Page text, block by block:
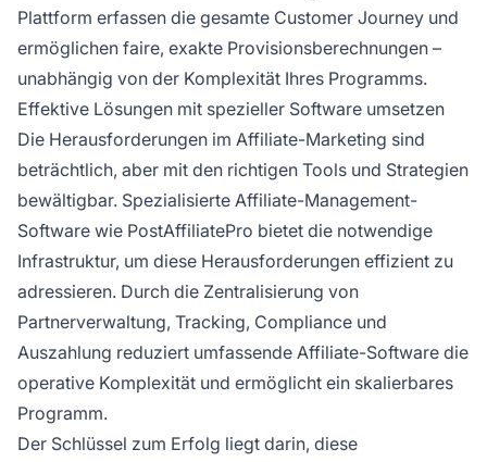
Plattform erfassen die gesamte Customer Journey und
ermöglichen faire, exakte Provisionsberechnungen –
unabhängig von der Komplexität Ihres Programms.
Effektive Lösungen mit spezieller Software umsetzen
Die Herausforderungen im Affiliate-Marketing sind
beträchtlich, aber mit den richtigen Tools und Strategien
bewältigbar. Spezialisierte Affiliate-Management-
Software wie PostAffiliatePro bietet die notwendige
Infrastruktur, um diese Herausforderungen effizient zu
adressieren. Durch die Zentralisierung von
Partnerverwaltung, Tracking, Compliance und
Auszahlung reduziert umfassende Affiliate-Software die
operative Komplexität und ermöglicht ein skalierbares
Programm.
Der Schlüssel zum Erfolg liegt darin, diese